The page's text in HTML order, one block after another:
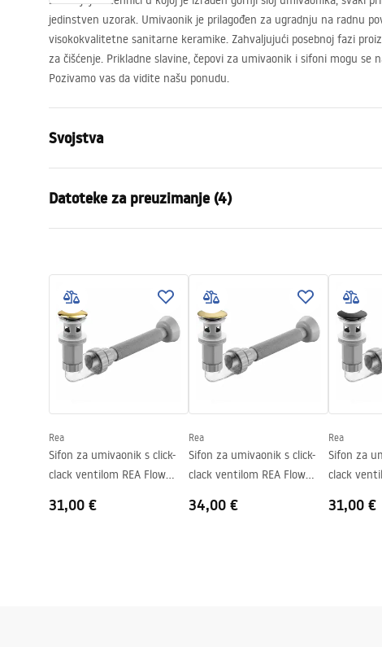
jedinstven uzorak. Umivaonik je prilagođen za ugradnju na radnu
visokokvalitetne sanitarne keramike. Zahvaljujući posebnoj fazi
za čišćenje. Prikladne slavine, čepovi za umivaonik i sifoni mogu se
Pozivamo vas da vidite našu ponudu.
Svojstva
Materijal
Boja
Imitacija
Širina
mm
Visina
140
mm
Dubina
mm
Otvor za slavinu
NE
Preljevna rupa
Datoteke za preuzimanje (4)
Deklaracja Właściwości
Użytkowych
Basins_-
Rea
Sifon za umivaonik s click-
clack ventilom REA Flow
31,00 €
Rea
Sifon za umivaonik s click-
clack ventilom REA Flow
34,00 €
Rea
Sifon za
clack
31,00 €